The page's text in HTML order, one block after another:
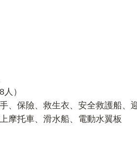
）
、保險、救生衣、安全救護船、
摩托車、滑水船、電動水翼板